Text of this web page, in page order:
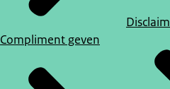
Compliment geven